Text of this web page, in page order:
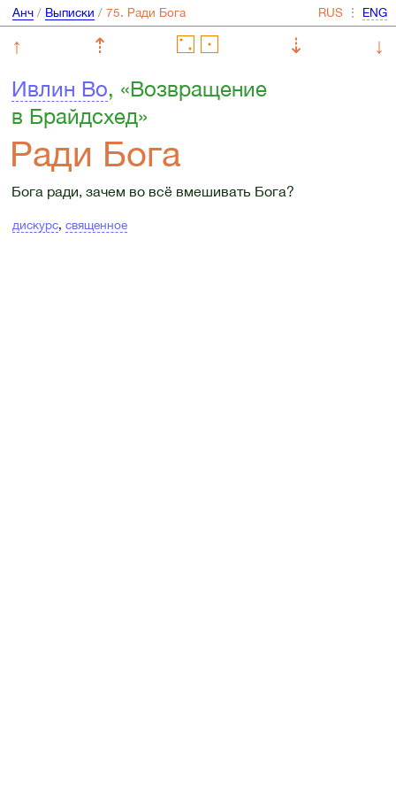
Анч/ Выписки / ⋮
↑ ⇡ ⇣
↓
Ивлин Во, «Возвращение
в Брайдсхед»
Ради Бога
Бога ради, зачем во всё вмешивать Бога?
дискурс, священное